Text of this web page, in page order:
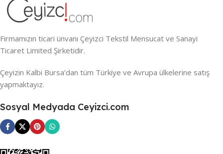
Firmamızın ticari ünvanı Çeyizci Tekstil Mensucat ve Sanayi
Ticaret Limited Şirketidir.
Çeyizin Kalbi Bursa’dan tüm Türkiye ve Avrupa ülkelerine satış
yapmaktayız.
Sosyal Medyada Ceyizci.com